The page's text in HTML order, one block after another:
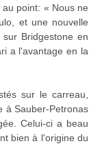
point: « Nous ne
et une nouvelle
Bridgestone en
a l'avantage en la
sur le carreau,
à Sauber-Petronas
Celui-ci a beau
bien à l'origine du